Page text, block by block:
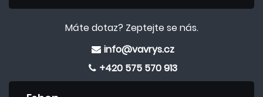
Máte dotaz? Zeptejte se nás.
info@vavrys.cz
+420 575 570 913